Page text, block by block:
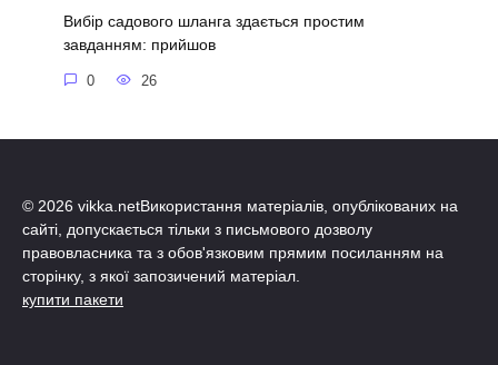
Вибір садового шланга здається простим
завданням: прийшов
0 26
© 2026 vikka.netВикористання матеріалів, опублікованих на
сайті, допускається тільки з письмового дозволу
правовласника та з обов'язковим прямим посиланням на
сторінку, з якої запозичений матеріал.
купити пакети